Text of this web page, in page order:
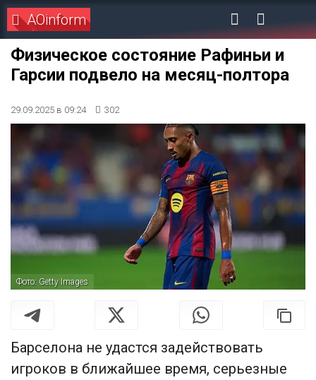
AOinform
Физическое состояние Рафиньи и
Гарсии подвело на месяц-полтора
29.09.2025 в 09:24 302
Фото: Getty Images
Барселона не удастся задействовать
игроков в ближайшее время, серьезные